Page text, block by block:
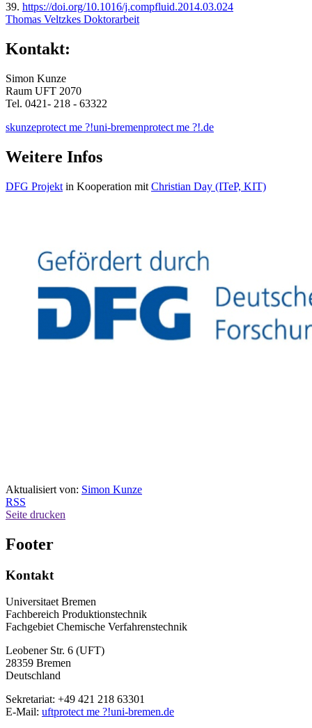
39. https://doi.org/10.1016/j.compfluid.2014.03.024
Thomas Veltzkes Doktorarbeit
Kontakt:
Simon Kunze
Raum UFT 2070
Tel. 0421- 218 - 63322
skunzeprotect me ?!uni-bremenprotect me ?!.de
Weitere Infos
DFG Projekt in Kooperation mit Christian Day (ITeP, KIT)
Aktualisiert von: Simon Kunze
RSS
Seite drucken
Footer
Kontakt
Universitaet Bremen
Fachbereich Produktionstechnik
Fachgebiet Chemische Verfahrenstechnik
Leobener Str. 6 (UFT)
28359 Bremen
Deutschland
Sekretariat: +49 421 218 63301
E-Mail: uftprotect me ?!uni-bremen.de